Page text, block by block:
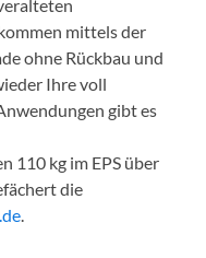
mittels der
ohne Rückbau und
Ihre voll
gibt es
110 kg im EPS über
die